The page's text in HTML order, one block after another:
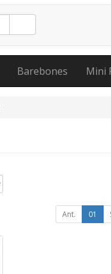
Barebones Mini
Ant. 01